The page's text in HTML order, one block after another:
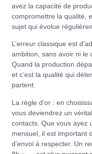
avez la capacité de
compromettre la qualité,
sujet qui évolue
L’erreur classique est
ambition, sans avoir ni le
Quand la production
et c’est la qualité qui
partent.
La règle d’or : en
vous deviendrez un
contacts. Que vous ayez
mensuel, il est important
d’envoi à respecter. Un